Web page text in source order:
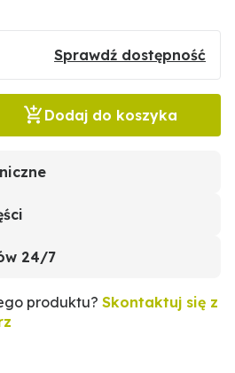
Sprawdź dostępność
Dodaj do koszyka
24/7
produktu? Skontaktuj się z